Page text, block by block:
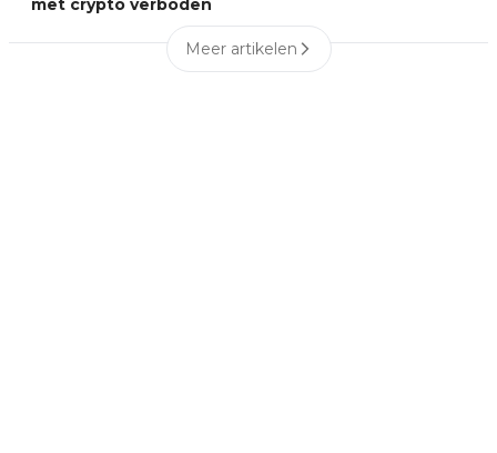
met crypto verboden
Meer artikelen